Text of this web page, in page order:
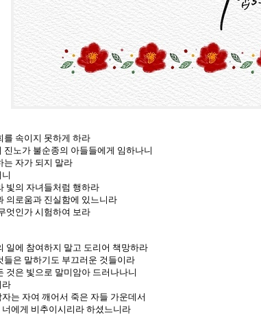
를 속이지 못하게 하라
진노가 불순종의 아들들에게 임하나니
는 자가 되지 말라
빛의 자녀들처럼 행하라
의로움과 진실함에 있느니라
엇인가 시험하여 보라
일에 참여하지 말고 도리어 책망하라
들은 말하기도 부끄러운 것들이라
것은 빛으로 말미암아 드러나나니
라
는 자여 깨어서 죽은 자들 가운데서
에게 비추이시리라 하셨느니라